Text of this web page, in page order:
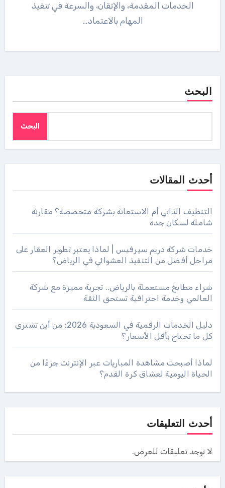
الخدمات المقدمة، والإتقان، والسرعة في تنفيذ
المهام بالاعتماد…
البحث
البحث
أحدث المقالات
التنظيف الذاتي أم الاستعانة بشركة متخصصة؟ مقارنة
شاملة لسكان جدة
خدمات شركة دريم سيرفيس | لماذا يعتبر تطوير العقار على
مراحل أفضل من التنفيذ العشوائي في الرياض؟
شراء مطابخ مستعملة بالرياض.. تجربة مميزة مع شركة
العالمي وخدمة احترافية تستحق الثقة
دليل الخدمات الرقمية في السعودية 2026: من أين تشتري
كل ما تحتاج بأقل الأسعار؟
لماذا أصبحت مشاهدة المباريات عبر الإنترنت جزءًا من
الحياة اليومية لعشاق كرة القدم؟
أحدث التعليقات
لا توجد تعليقات للعرض.